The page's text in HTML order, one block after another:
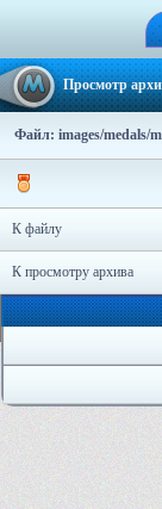
Просмотр
Файл: images/medals/
К файлу
К просмотру архива